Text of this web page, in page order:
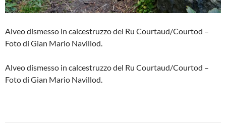
Alveo dismesso in calcestruzzo del Ru Courtaud/Courtod –
Foto di Gian Mario Navillod.
Alveo dismesso in calcestruzzo del Ru Courtaud/Courtod –
Foto di Gian Mario Navillod.